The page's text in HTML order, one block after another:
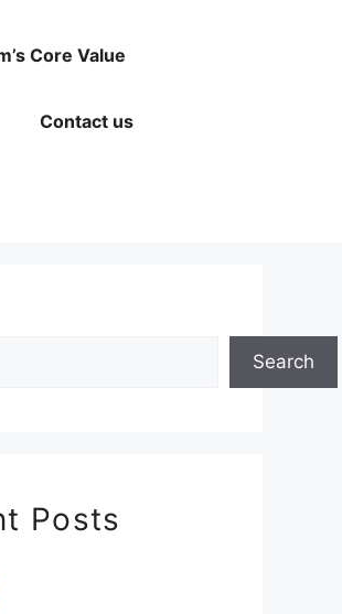
Core Value
Contact us
Search
Posts